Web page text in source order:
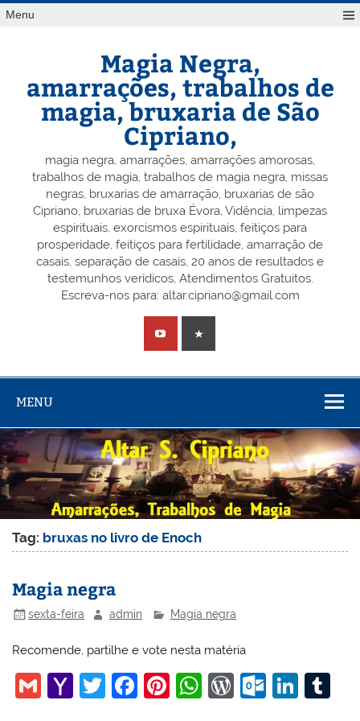
Skip
toMenu
Magia Negra,
amarrações, trabalhos de
magia, bruxaria de São
Cipriano,
magia negra, amarrações, amarrações amorosas,
trabalhos de magia, trabalhos de magia negra, missas
negras, bruxarias de amarração, bruxarias de são
Cipriano, bruxarias de bruxa Évora, Vidência, limpezas
espirituais, exorcismos espirituais, feitiços para
prosperidade, feitiços para fertilidade, amarração de
casais, separação de casais, 20 anos de resultados e
testemunhos verídicos, Atendimentos Gratuitos.
Escreva-nos para: altar.cipriano@gmail.com
MENU
Tag: bruxas no livro de Enoch
Magia negra
sexta-feira admin Magia negra
Recomende, partilhe e vote nesta matéria
G
Y
T
F
Pi W W O
Li